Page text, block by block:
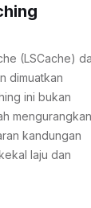
(LSCache)
dimuatkan
ini bukan
mengurangkan
kandungan
laju dan